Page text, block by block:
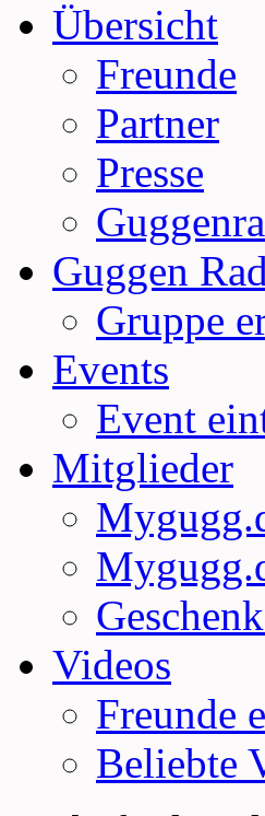
Übersicht
Freunde
Partner
Presse
Guggen
Gruppe
Events
Event
Mitglieder
Videos
Freunde
Beliebte